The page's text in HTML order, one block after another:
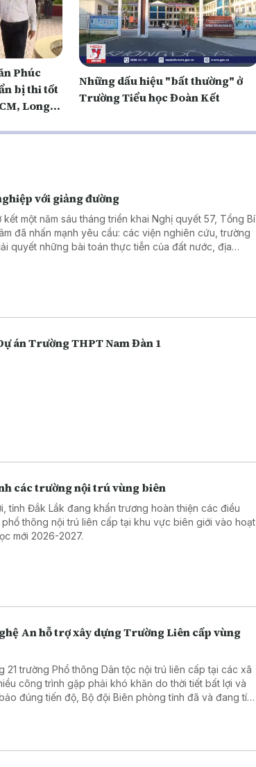
Phúc
bị thi tốt
Long
Những dấu hiệu "bất thường" ở
Trường Tiểu học Đoàn Kết
với giảng đường
kết một năm sáu tháng triển khai Nghị quyết 57, Tổng Bí
đã nhấn mạnh yêu cầu: các viện nghiên cứu, trường
quyết những bài toán thực tiễn của đất nước, địa
án Trường THPT Nam Đàn 1
các trường nội trú vùng biên
tỉnh Đắk Lắk đang khẩn trương hoàn thiện các điều
thông nội trú liên cấp tại khu vực biên giới vào hoạt
mới 2026-2027.
An hỗ trợ xây dựng Trường Liên cấp vùng
21 trường Phổ thông Dân tộc nội trú liên cấp tại các xã
công trình gặp phải khó khăn do thời tiết bất lợi và
đúng tiến độ, Bộ đội Biên phòng tỉnh đã và đang tích